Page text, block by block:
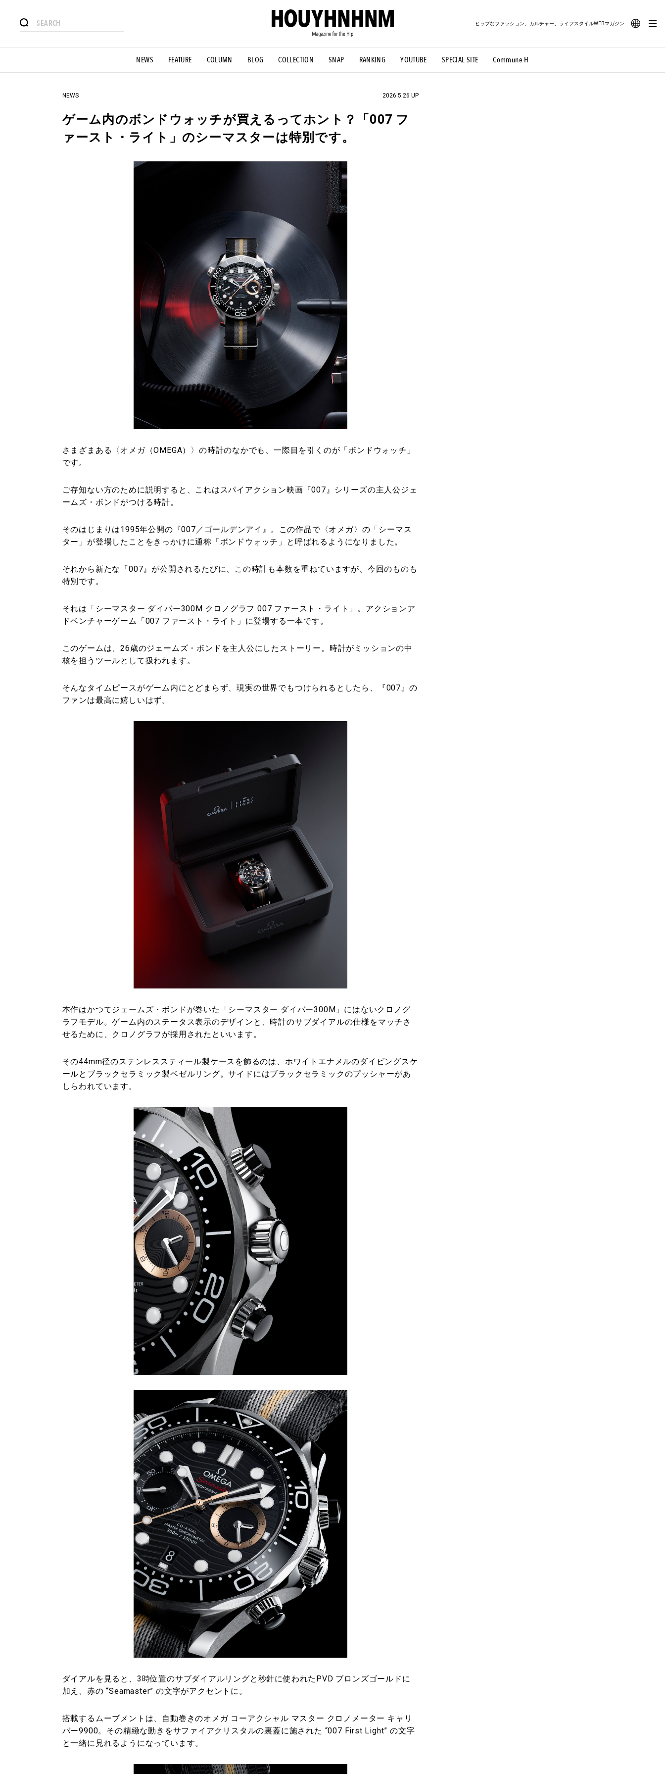
NEWS FEATURE COLUMN BLOG COLLECTION SNAP RANKING YOUTUBE SPECIAL SITE Commune H
ヒップなファッション、カルチャー、ライフスタイルWEBマガジン
#憧れの逸品 #ESSENTIAL DESIGNS #古着サミット #NEW VINTAGE #マイナーグッド図鑑 #路地裏てぃーん。 #MONTHLY JOURNAL
#GH 銘品の所以 #フイナムのYouTube #Commune H #FOCUS IT #AH.H #ととけん #FASHION #MUSIC #MOVIE #LIFESTYLE #SNEAKER #OUTDOOR
#HANDSOME HANDBOOK
NEWS 2026.5.26 UP
ゲーム内のボンドウォッチが買えるってホント？「007 フ
ァースト・ライト」のシーマスターは特別です。
さまざまある〈オメガ（OMEGA）〉の時計のなかでも、一際目を引くのが「ボンドウォッチ」
です。
ご存知ない方のために説明すると、これはスパイアクション映画『007』シリーズの主人公ジェ
ームズ・ボンドがつける時計。
そのはじまりは1995年公開の『007／ゴールデンアイ』。この作品で〈オメガ〉の「シーマス
ター」が登場したことをきっかけに通称「ボンドウォッチ」と呼ばれるようになりました。
それから新たな『007』が公開されるたびに、この時計も本数を重ねていますが、今回のものも
特別です。
それは「シーマスター ダイバー300M クロノグラフ 007 ファースト・ライト」。アクションア
ドベンチャーゲーム「007 ファースト・ライト」に登場する一本です。
このゲームは、26歳のジェームズ・ボンドを主人公にしたストーリー。時計がミッションの中
核を担うツールとして扱われます。
そんなタイムピースがゲーム内にとどまらず、現実の世界でもつけられるとしたら、『007』の
ファンは最高に嬉しいはず。
本作はかつてジェームズ・ボンドが巻いた「シーマスター ダイバー300M」にはないクロノグ
ラフモデル。ゲーム内のステータス表示のデザインと、時計のサブダイアルの仕様をマッチさ
せるために、クロノグラフが採用されたといいます。
その44mm径のステンレススティール製ケースを飾るのは、ホワイトエナメルのダイビングスケ
ールとブラックセラミック製ベゼルリング。サイドにはブラックセラミックのプッシャーがあ
しらわれています。
ダイアルを見ると、3時位置のサブダイアルリングと秒針に使われたPVD ブロンズゴールドに
加え、赤の “Seamaster” の文字がアクセントに。
搭載するムーブメントは、自動巻きのオメガ コーアクシャル マスター クロノメーター キャリ
バー9900。その精緻な動きをサファイアクリスタルの裏蓋に施された “007 First Light” の文字
と一緒に見れるようになっています。